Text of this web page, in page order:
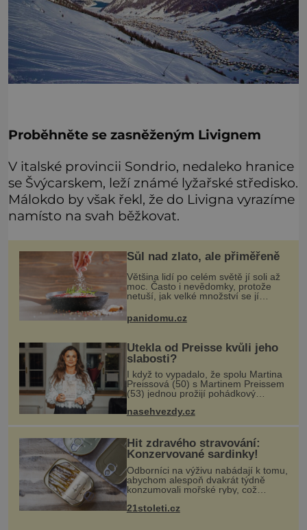
Proběhněte se zasněženým Livignem
V italské provincii Sondrio, nedaleko hranice
se Švýcarskem, leží známé lyžařské středisko.
Málokdo by však řekl, že do Livigna vyrazíme
namísto na svah běžkovat.
Sůl nad zlato, ale přiměřeně
Většina lidí po celém světě jí soli až
moc. Často i nevědomky, protože
netuší, jak velké množství se jí
potravinách, dokonce i těch
sladkých. Sůl je zdravá
panidomu.cz
Utekla od Preisse kvůli jeho
slabosti?
I když to vypadalo, že spolu Martina
Preissová (50) s Martinem Preissem
(53) jednou prožijí pohádkový
nedopadne. Doneslo se k nám, že
se hvězda seriálu Kamarádi měla
nasehvezdy.cz
Hit zdravého stravování:
Konzervované sardinky!
Odborníci na výživu nabádají k tomu,
abychom alespoň dvakrát týdně
konzumovali mořské ryby, což
ovšem může být zatěžující pro
peněženku. Dobrou zprávou je, že
21stoleti.cz